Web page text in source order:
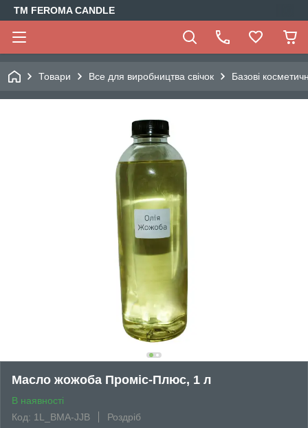
TM FEROMA CANDLE
Товари Все для виробництва свічок Базові
Масло жожоба Проміс-Плюс, 1 л
В наявності
Код: 1L_BMA-JJB
Роздріб